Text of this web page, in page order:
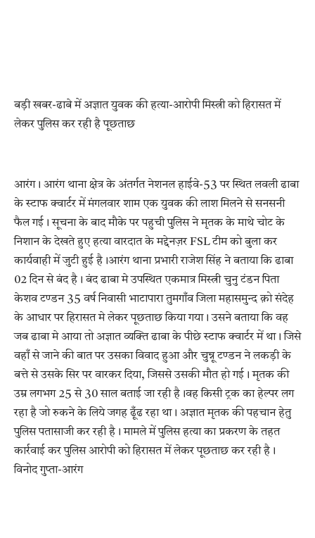
बड़ी खबर-ढाबे में अज्ञात युवक की हत्या-आरोपी मिस्त्री को हिरासत में
लेकर पुलिस कर रही है पूछताछ
आरंग। आरंग थाना क्षेत्र के अंतर्गत नेशनल हाईवे-53 पर स्थित लवली ढाबा
के स्टाफ क्वार्टर में मंगलवार शाम एक युवक की लाश मिलने से सनसनी
फैल गई। सूचना के बाद मौके पर पहुची पुलिस ने मृतक के माथे चोट के
निशान के देखते हुए हत्या वारदात के मद्देनज़र FSL टीम को बुला कर
कार्यवाही में जुटी हुई है।आरंग थाना प्रभारी राजेश सिंह ने बताया कि ढाबा
02 दिन से बंद है। बंद ढाबा मे उपस्थित एकमात्र मिस्त्री चुनु टंडन पिता
केशव टण्डन 35 वर्ष निवासी भाटापारा तुमगाँव जिला महासमुन्द क़ो संदेह
के आधार पर हिरासत मे लेकर पूछताछ किया गया। उसने बताया कि वह
जब ढाबा मे आया तो अज्ञात व्यक्ति ढाबा के पीछे स्टाफ क्वार्टर में था। जिसे
वहाँ से जाने की बात पर उसका विवाद हुआ और चुन्नू टण्डन ने लकड़ी के
बत्ते से उसके सिर पर वारकर दिया, जिससे उसकी मौत हो गई। मृतक की
उम्र लगभग 25 से 30 साल बताई जा रही है।वह किसी ट्रक का हेल्पर लग
रहा है जो रुकने के लिये जगह ढूँढ रहा था। अज्ञात मृतक की पहचान हेतु
पुलिस पतासाजी कर रही है। मामले में पुलिस हत्या का प्रकरण के तहत
कार्रवाई कर पुलिस आरोपी को हिरासत में लेकर पूछताछ कर रही है।
विनोद गुप्ता-आरंग